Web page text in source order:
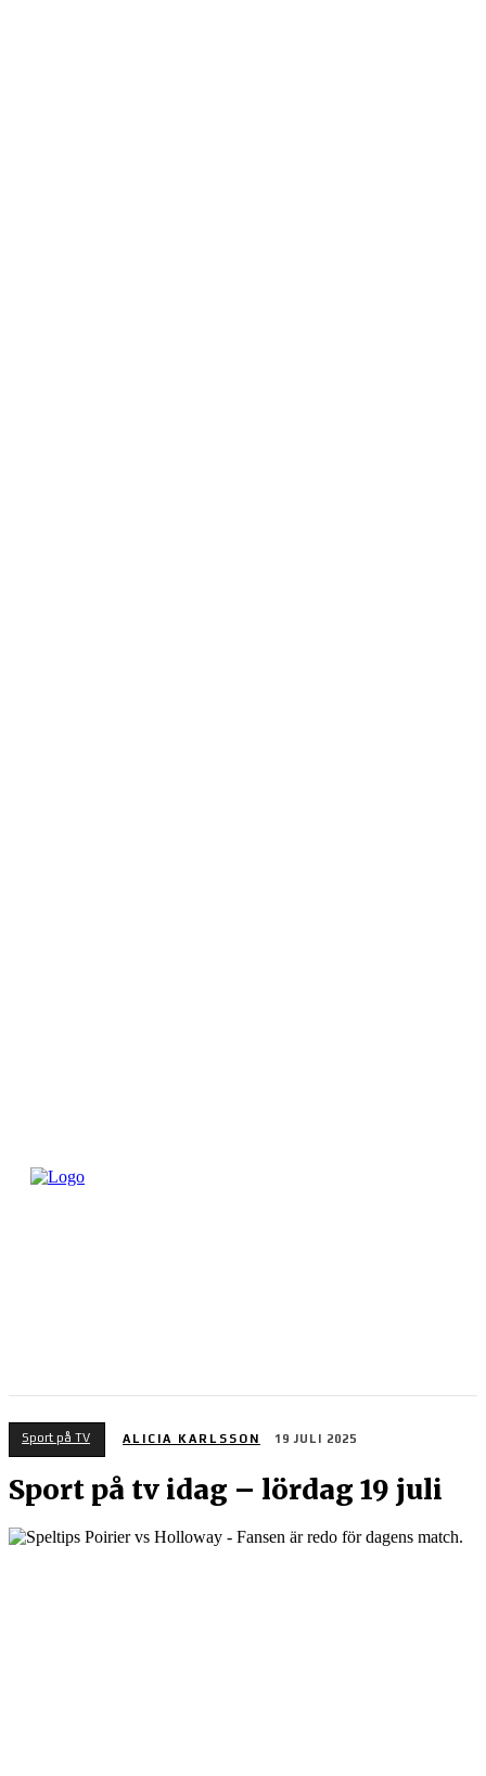
Sport på TV ALICIA KARLSSON 19 JULI 2025
Sport på tv idag – lördag 19 juli